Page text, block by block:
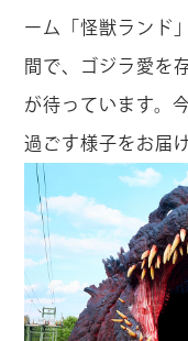
ーム「怪獣ランド
間で、ゴジラ愛を
が待っています。
過ごす様子をお届け